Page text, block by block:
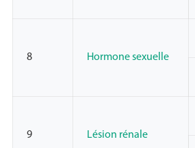
8 Hormone sexuelle
9 Lésion rénale